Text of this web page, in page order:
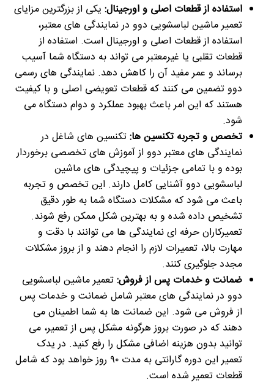
استفاده از قطعات اصلی و اورجینال: یکی از بزرگترین مزایای
تعمیر ماشین لباسشویی دوو در نمایندگی های معتبر،
استفاده از قطعات اصلی و اورجینال است. استفاده از
قطعات تقلبی یا غیرمعتبر می تواند به دستگاه شما آسیب
برساند و عمر مفید آن را کاهش دهد. نمایندگی های رسمی
دوو تضمین می کنند که قطعات تعویضی اصلی و با کیفیت
هستند که این امر باعث بهبود عملکرد و دوام دستگاه می
شود.
تخصص و تجربه تکنسین ها:تکنسین های شاغل در
نمایندگی های معتبر دوو از آموزش های تخصصی برخوردار
بوده و با تمامی جزئیات و پیچیدگی های ماشین
لباسشویی دوو آشنایی کامل دارند. این تخصص و تجربه
باعث می شود که مشکلات دستگاه شما به طور دقیق
تشخیص داده شده و به بهترین شکل ممکن رفع شوند.
تعمیرکاران حرفه ای نمایندگی ها می توانند با دقت و
مهارت بالا، تعمیرات لازم را انجام دهند و از بروز مشکلات
مجدد جلوگیری کنند.
ضمانت و خدمات پس از فروش:تعمیر ماشین لباسشویی
دوو در نمایندگی های معتبر شامل ضمانت و خدمات پس
از فروش می شود. این ضمانت ها به شما اطمینان می
دهند که در صورت بروز هرگونه مشکل پس از تعمیر، می
توانید بدون هزینه اضافی مشکل را رفع کنید. در یدک
تعمیر این دوره گارانتی به مدت ۹۰ روز خواهد بود که شامل
قطعات تعمیر شده است.